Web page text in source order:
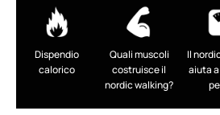
Dispendio
calorico
Quali muscoli
costruisce il
nordic walking?
Il
aiuta